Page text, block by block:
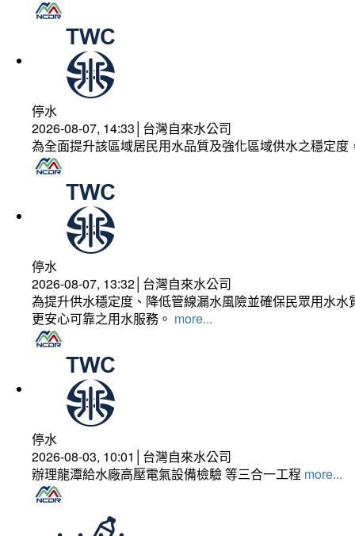
停水
2026-08-07, 14:33│台灣自來水公司
為全面提升該區域居民用水品質及強化區域供水之穩定
停水
2026-08-07, 13:32│台灣自來水公司
為提升供水穩定度、降低管線漏水風險並確保民眾用水
更安心可靠之用水服務。 more...
停水
2026-08-03, 10:01│台灣自來水公司
辦理龍潭給水廠高壓電氣設備檢驗 等三合一工程 more...